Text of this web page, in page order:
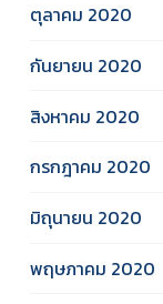
ตุลาคม 2020
กันยายน 2020
สิงหาคม 2020
กรกฎาคม 2020
มิถุนายน 2020
พฤษภาคม 2020